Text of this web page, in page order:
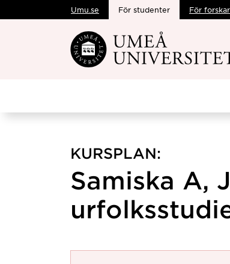
Hoppa direkt till innehållet
Umu.se För studenter För
KURSPLAN:
Samiska A,